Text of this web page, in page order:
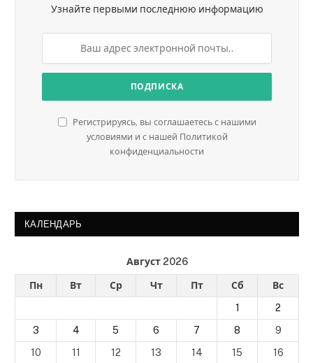
Узнайте первыми последнюю информацию
Регистрируясь, вы соглашаетесь с нашими
условиями и с нашей Политикой
конфиденциальности
КАЛЕНДАРЬ
Август 2026
Пн Вт Ср Чт Пт Сб
Вс
1
2
3
4 5 6 7 8
9
10
11 12 13 14 15
16